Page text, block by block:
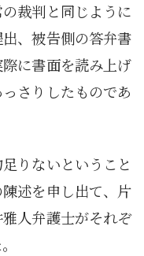
裁判と同じように
、被告側の答弁書
に書面を読み上げ
さりしたものであ
りないということ
述を申し出て、片
人弁護士がそれぞ